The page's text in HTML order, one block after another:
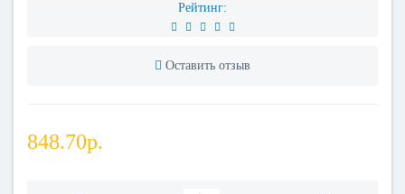
Рейтинг:
Оставить отзыв
848.70р.